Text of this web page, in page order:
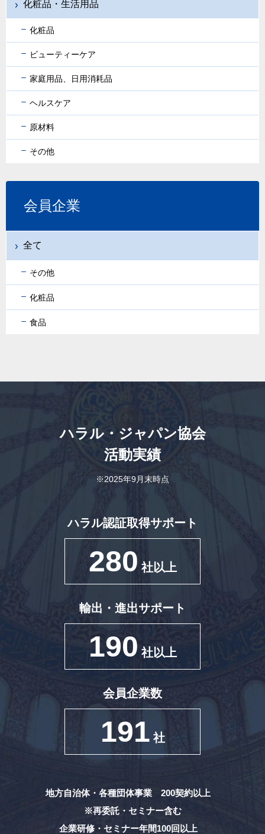
化粧品・生活用品
化粧品
ビューティーケア
家庭用品、日用消耗品
ヘルスケア
原材料
その他
会員企業
全て
その他
化粧品
食品
ハラル・ジャパン協会
活動実績
※2025年9月末時点
ハラル認証取得サポート
280 社以上
輸出・進出サポート
190 社以上
会員企業数
191 社
地方自治体・各種団体事業 200契約以上
※再委託・セミナー含む
企業研修・セミナー年間100回以上